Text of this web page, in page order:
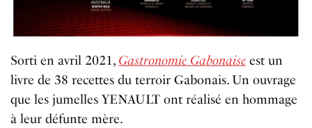
Sorti en avril 2021, Gastronomie Gabonaise est un
livre de 38 recettes du terroir Gabonais. Un ouvrage
que les jumelles YENAULT ont réalisé en hommage
à leur défunte mère.